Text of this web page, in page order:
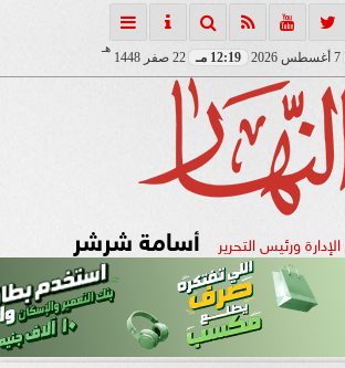
7 أغسطس 2026 12:19 مـ 22 صفر 1448
هـ
ورئيس التحرير أسامة شرشر